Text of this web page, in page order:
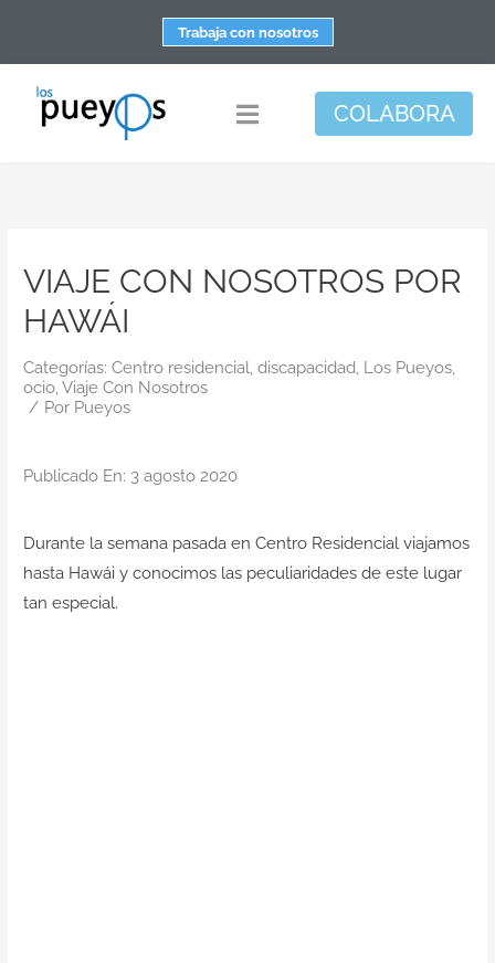
contenido
Trabaja con nosotros
Toggle
Apoyo personal y familiar
Responsabilidad social
COLABORA
VIAJE CON NOSOTROS POR
HAWÁI
Categorías: Centro residencial, discapacidad, Los Pueyos,
ocio,Viaje Con Nosotros
/ Por Pueyos
Publicado En: 3 agosto 2020
Durante la semana pasada en Centro Residencial viajamos
hasta Hawái y conocimos las peculiaridades de este lugar
tan especial.